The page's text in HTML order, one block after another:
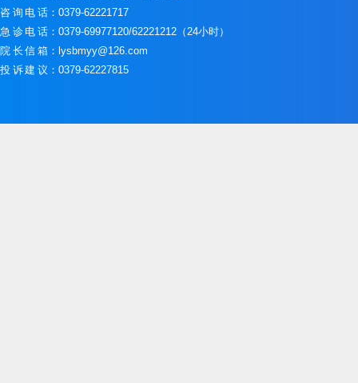
咨询电话 ：0379-62221717
急诊电话 ：0379-69977120/62221212（24小时）
院长信箱 ：lysbmyy@126.com
投诉建议 ：0379-62227815